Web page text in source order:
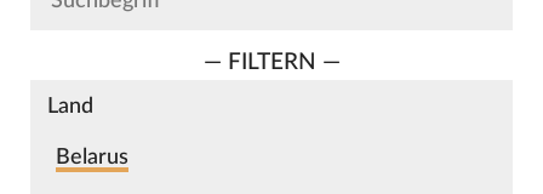
— FILTERN —
Land
Belarus